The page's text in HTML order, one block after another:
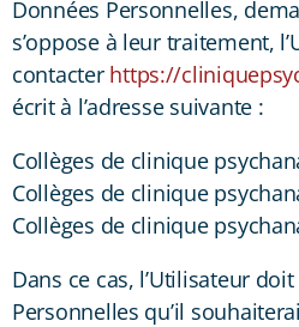
Données Personnelles,
s’oppose à leur traitement,
contacter https://
écrit à l’adresse suivante :
Collèges de clinique
Collèges de clinique
Collèges de clinique
Dans ce cas, l’Utilisateur
Personnelles qu’il